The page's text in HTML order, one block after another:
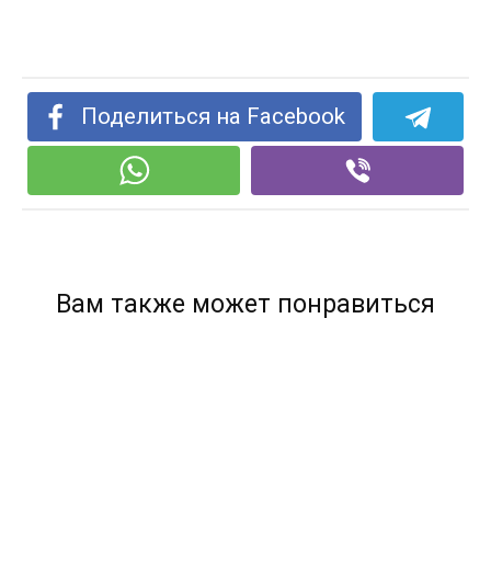
Поделиться на Facebook
Вам также может понравиться